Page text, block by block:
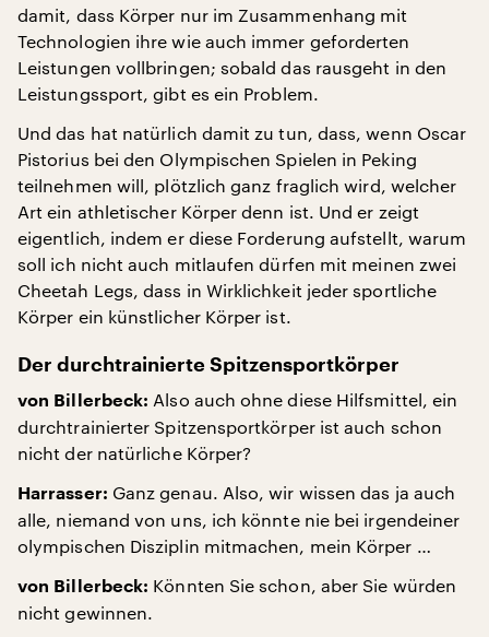
damit, dass Körper nur im Zusammenhang mit
Technologien ihre wie auch immer geforderten
Leistungen vollbringen; sobald das rausgeht in den
Leistungssport, gibt es ein Problem.
Und das hat natürlich damit zu tun, dass, wenn Oscar
Pistorius bei den Olympischen Spielen in Peking
teilnehmen will, plötzlich ganz fraglich wird, welcher
Art ein athletischer Körper denn ist. Und er zeigt
eigentlich, indem er diese Forderung aufstellt, warum
soll ich nicht auch mitlaufen dürfen mit meinen zwei
Cheetah Legs, dass in Wirklichkeit jeder sportliche
Körper ein künstlicher Körper ist.
Der durchtrainierte Spitzensportkörper
von Billerbeck: Also auch ohne diese Hilfsmittel, ein
durchtrainierter Spitzensportkörper ist auch schon
nicht der natürliche Körper?
Harrasser: Ganz genau. Also, wir wissen das ja auch
alle, niemand von uns, ich könnte nie bei irgendeiner
olympischen Disziplin mitmachen, mein Körper …
von Billerbeck: Könnten Sie schon, aber Sie würden
nicht gewinnen.